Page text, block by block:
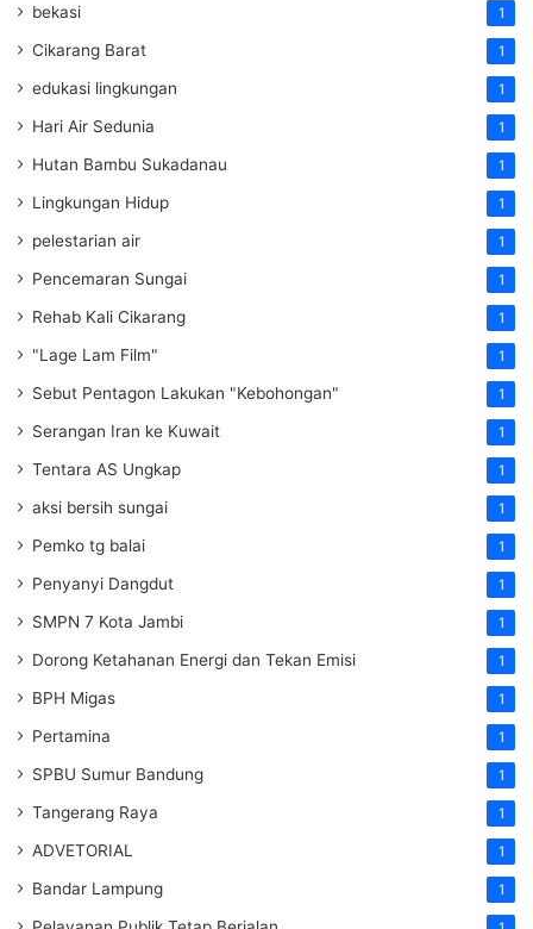
bekasi 1
Cikarang Barat 1
edukasi lingkungan 1
Hari Air Sedunia 1
Hutan Bambu Sukadanau 1
Lingkungan Hidup 1
pelestarian air 1
Pencemaran Sungai 1
Rehab Kali Cikarang 1
"Lage Lam Film" 1
Sebut Pentagon Lakukan "Kebohongan" 1
Serangan Iran ke Kuwait 1
Tentara AS Ungkap 1
aksi bersih sungai 1
Pemko tg balai 1
Penyanyi Dangdut 1
SMPN 7 Kota Jambi 1
Dorong Ketahanan Energi dan Tekan Emisi 1
BPH Migas 1
Pertamina 1
SPBU Sumur Bandung 1
Tangerang Raya 1
ADVETORIAL 1
Bandar Lampung 1